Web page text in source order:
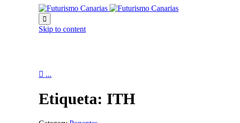

Skip to content
 ...
Etiqueta: ITH